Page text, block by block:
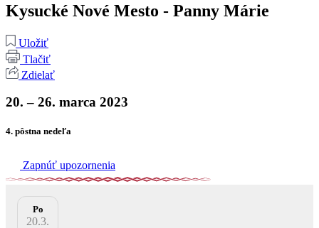
Kysucké Nové Mesto - Panny Márie
Uložiť
Tlačiť
Zdielať
20. – 26. marca 2023
4. pôstna nedeľa
Zapnúť upozornenia
Po
20.3.